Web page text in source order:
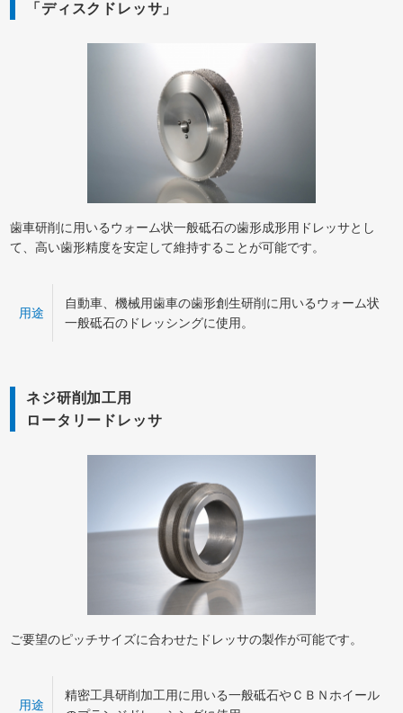
「ディスクドレッサ」
歯車研削に用いるウォーム状一般砥石の歯形成形用ドレッサとし
て、高い歯形精度を安定して維持することが可能です。
用途
自動車、機械用歯車の歯形創生研削に用いるウォーム状
一般砥石のドレッシングに使用。
ネジ研削加工用
ロータリードレッサ
ご要望のピッチサイズに合わせたドレッサの製作が可能です。
用途
精密工具研削加工用に用いる一般砥石やＣＢＮホイール